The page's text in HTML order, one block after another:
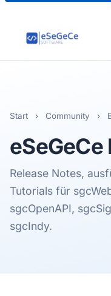
Start › Community ›
eSeGeCe
Release Notes,
Tutorials für
sgcOpenAPI,
sgcIndy.